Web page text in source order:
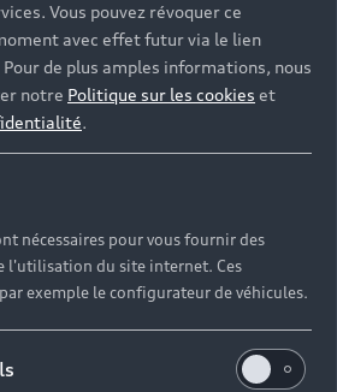
votre Audi, nos équipes vous
complémentaire est
une vidéo explicative⁽⁵⁾.
Vous pouvez révoquer ce
avec effet futur via le lien
de plus amples informations, nous
notre Politique sur les cookies et
.
nécessaires pour vous fournir des
l'utilisation du site internet. Ces
exemple le configurateur de véhicules.